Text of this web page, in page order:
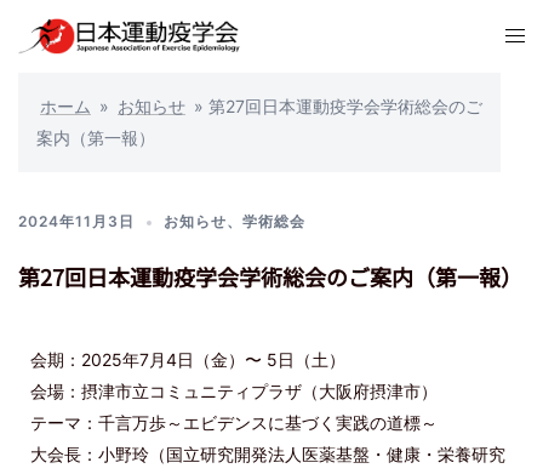
ホーム » お知らせ » 第27回日本運動疫学会学術総会のご
案内（第一報）
2024年11月3日 お知らせ、 学術総会
第27回日本運動疫学会学術総会のご案内（第一報）
会期：2025年7月4日（金）〜 5日（土）
会場：摂津市立コミュニティプラザ（大阪府摂津市）
テーマ：千言万歩～エビデンスに基づく実践の道標～
大会長：小野玲（国立研究開発法人医薬基盤・健康・栄養研究